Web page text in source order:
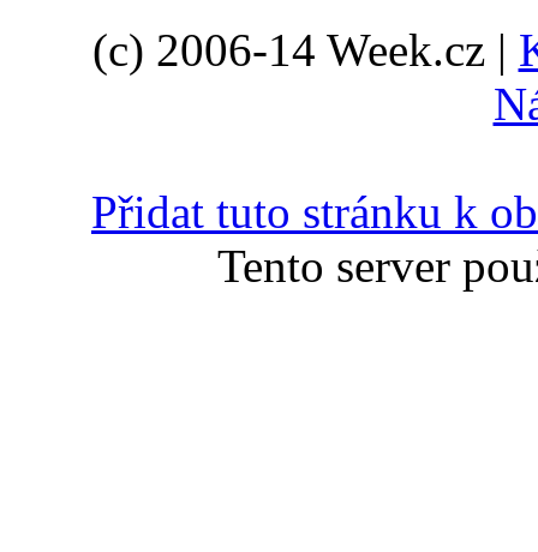
(c) 2006-14 Week.cz |
Přidat tuto stránku k
Tento server